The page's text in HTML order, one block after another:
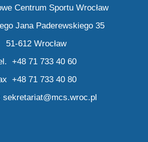
Centrum Sportu Wrocław
Jana Paderewskiego 35
51-612 Wrocław
+48 71 733 40 60
+48 71 733 40 80
sekretariat@mcs.wroc.pl